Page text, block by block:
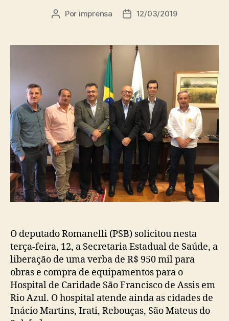
Autor
Por imprensa
Data12/03/2019
O deputado Romanelli (PSB) solicitou nesta
terça-feira, 12, a Secretaria Estadual de Saúde, a
liberação de uma verba de R$ 950 mil para
obras e compra de equipamentos para o
Hospital de Caridade São Francisco de Assis em
Rio Azul. O hospital atende ainda as cidades de
Inácio Martins, Irati, Rebouças, São Mateus do